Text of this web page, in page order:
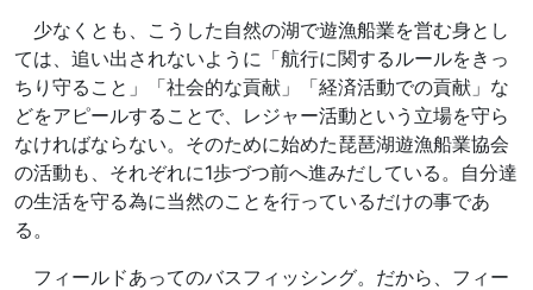
少なくとも、こうした自然の湖で遊漁船業を営む身とし
ては、追い出されないように「航行に関するルールをきっ
ちり守ること」「社会的な貢献」「経済活動での貢献」な
どをアピールすることで、レジャー活動という立場を守ら
なければならない。そのために始めた琵琶湖遊漁船業協会
の活動も、それぞれに1歩づつ前へ進みだしている。自分達
の生活を守る為に当然のことを行っているだけの事であ
る。
フィールドあってのバスフィッシング。だから、フィー